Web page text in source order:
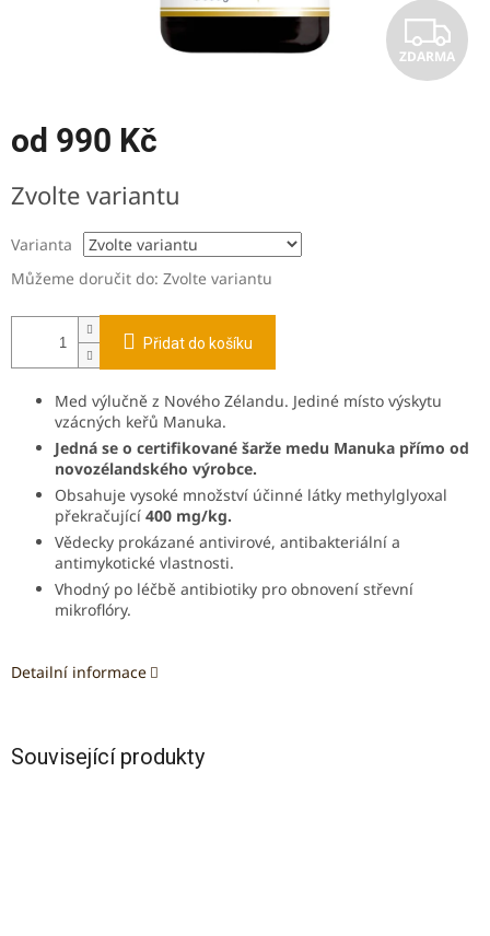
Z
D
ZDARMA
od 990 Kč
cena:
Zvolte variantu
Varianta
Můžeme doručit do: Zvolte variantu
Přidat do košíku
Med výlučně z Nového Zélandu. Jediné místo výskytu
vzácných keřů Manuka.
Jedná se o certifikované šarže medu Manuka přímo od
novozélandského výrobce.
Obsahuje vysoké množství účinné látky methylglyoxal
překračující 400 mg/kg.
Vědecky prokázané antivirové, antibakteriální a
antimykotické vlastnosti.
Vhodný po léčbě antibiotiky pro obnovení střevní
mikroflóry.
Detailní informace
Související produkty